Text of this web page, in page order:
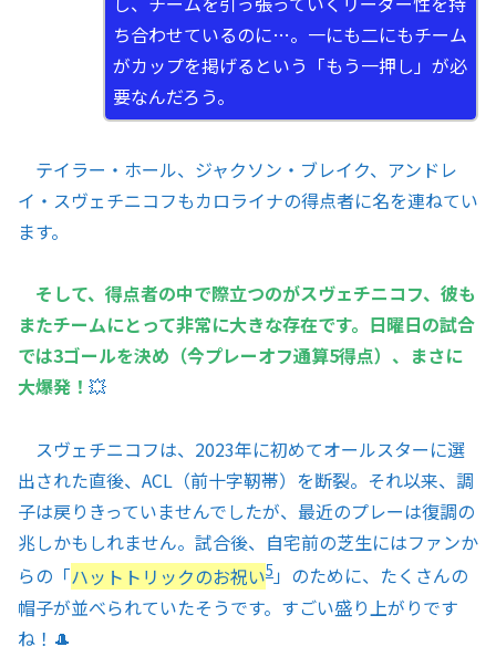
ち合わせているのに…。一にも二にもチーム
がカップを掲げるという「もう一押し」が必
要なんだろう。
テイラー・ホール、ジャクソン・ブレイク、アンドレ
イ・スヴェチニコフもカロライナの得点者に名を連ねてい
ます。
そして、得点者の中で際立つのがスヴェチニコフ、彼も
またチームにとって非常に大きな存在です。日曜日の試合
では3ゴールを決め（今プレーオフ通算5得点）、まさに
大爆発！ 💥
スヴェチニコフは、2023年に初めてオールスターに選
出された直後、ACL（前十字靭帯）を断裂。それ以来、調
子は戻りきっていませんでしたが、最近のプレーは復調の
兆しかもしれません。試合後、自宅前の芝生にはファンか
らの「ハットトリックのお祝い5」のために、たくさんの
帽子が並べられていたそうです。すごい盛り上がりです
ね！🎩